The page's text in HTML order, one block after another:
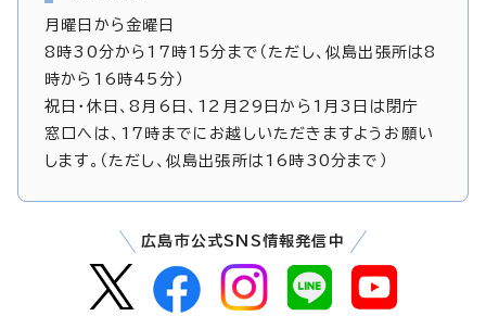
月曜日から金曜日
8時30分から17時15分まで（ただし、似島出張所は8
時から16時45分）
祝日・休日、8月6日、12月29日から1月3日は閉庁
窓口へは、17時までにお越しいただきますようお願い
します。（ただし、似島出張所は16時30分まで）
広島市公式SNS情報発信中